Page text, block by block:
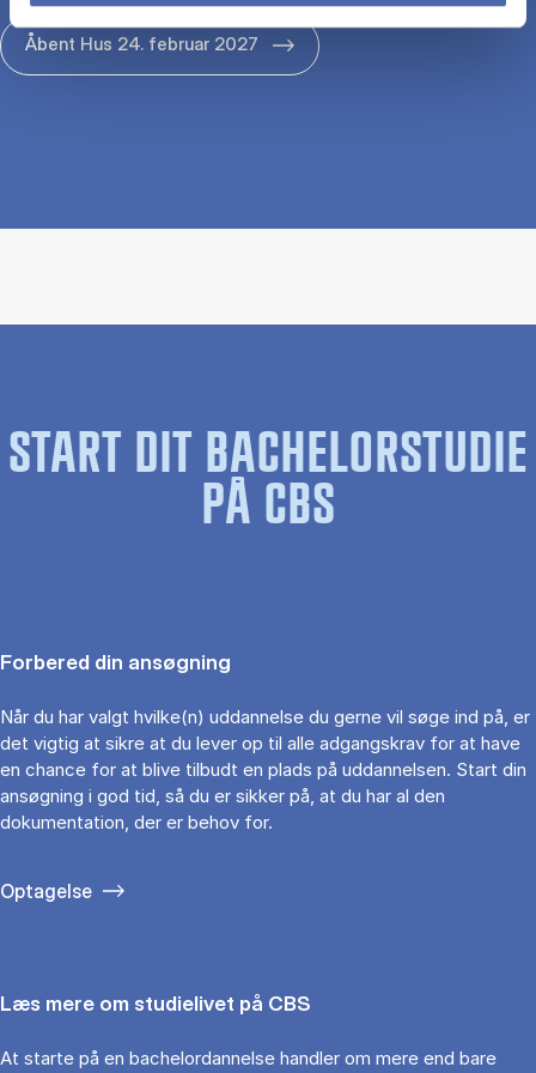
Åbent Hus 24. februar 2027
START DIT BACHELORSTUDIE
PÅ CBS
Forbered din ansøgning
Når du har valgt hvilke(n) uddannelse du gerne vil søge ind på, er
det vigtig at sikre at du lever op til alle adgangskrav for at have
en chance for at blive tilbudt en plads på uddannelsen. Start din
ansøgning i god tid, så du er sikker på, at du har al den
dokumentation, der er behov for.
Optagelse
Læs mere om studielivet på CBS
At starte på en bachelordannelse handler om mere end bare